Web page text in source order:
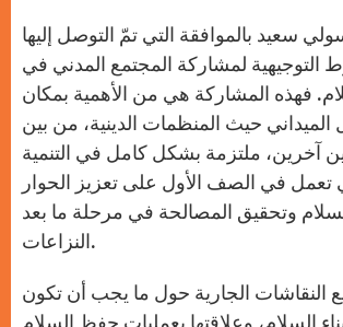
سعيد بالموافقة التي تمّ التوصل إليها
التوجيهية لمشاركة المجتمع المدني في
فهذه المشاركة هي من الأهمية بمكان
حيث المنظمات الدينية، من بين
آخرين، ملتزمة بشكل كامل في التنمية
تعمل في الصف الأول على تعزيز الحوار
وتحقيق المصالحة في مرحلة ما بعد
النزاعات.
النقاشات الجارية حول ما يجب أن تكون
السلام، وعلاقتها بعمليات حفظ السلام